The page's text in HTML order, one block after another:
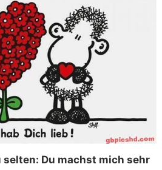
selten: Du machst mich sehr